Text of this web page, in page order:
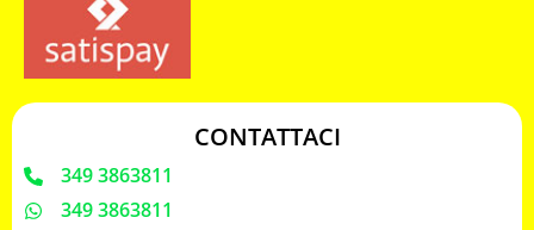
CONTATTACI
349 3863811
349 3863811